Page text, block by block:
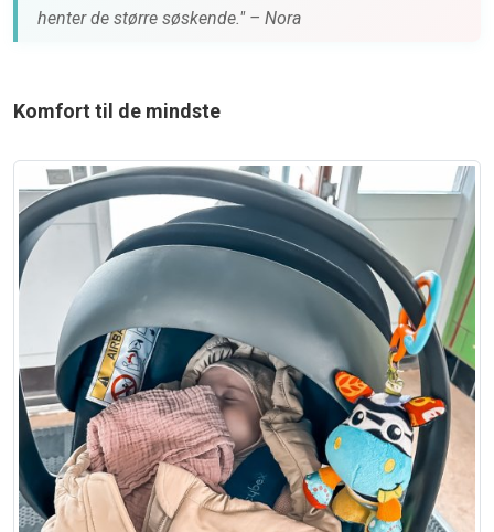
henter de større søskende." – Nora
Komfort til de mindste